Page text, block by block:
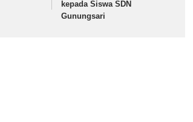
kepada Siswa SDN
Gunungsari